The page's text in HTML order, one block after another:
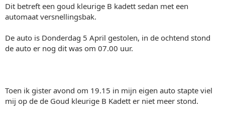
Dit betreft een goud kleurige B kadett sedan met een
automaat versnellingsbak.
De auto is Donderdag 5 April gestolen, in de ochtend stond
de auto er nog dit was om 07.00 uur.
Toen ik gister avond om 19.15 in mijn eigen auto stapte viel
mij op de de Goud kleurige B Kadett er niet meer stond.